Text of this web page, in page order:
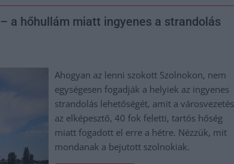
a hőhullám miatt ingyenes a strandolás
Ahogyan az lenni szokott Szolnokon, nem
egységesen fogadják a helyiek az ingyenes
strandolás lehetőségét, amit a városvezetés
az elképesztő, 40 fok feletti, tartós hőség
miatt fogadott el erre a hétre. Nézzük, mit
mondanak a bejutott szolnokiak.